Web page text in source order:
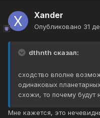
Xander
Опубликовано 31
dthnth сказал:
сходство вполне
одинаковых
схожи, то почему будут
Мне кажется, это